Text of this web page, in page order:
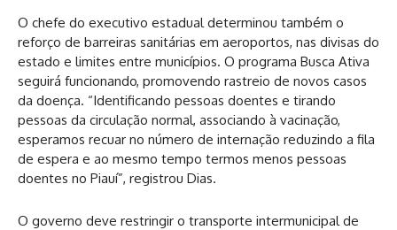
O chefe do executivo estadual determinou também o
reforço de barreiras sanitárias em aeroportos, nas divisas do
estado e limites entre municípios. O programa Busca Ativa
seguirá funcionando, promovendo rastreio de novos casos
da doença. “Identificando pessoas doentes e tirando
pessoas da circulação normal, associando à vacinação,
esperamos recuar no número de internação reduzindo a fila
de espera e ao mesmo tempo termos menos pessoas
doentes no Piauí”, registrou Dias.
O governo deve restringir o transporte intermunicipal de